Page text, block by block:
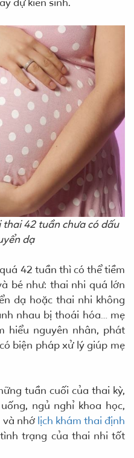
42 tuần chưa có dấu
dạ
42 tuần thì có thể tiềm
bé như: thai nhi quá lớn
dạ hoặc thai nhi không
nhau bị thoái hóa… mẹ
hiểu nguyên nhân, phát
biện pháp xử lý giúp mẹ
tuần cuối của thai kỳ,
ngủ nghỉ khoa học,
và nhớ lịch khám thai định
trạng của thai nhi tốt